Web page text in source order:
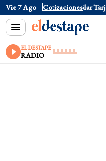
Vie 7 Ago Cotizaciones
Oficial $1520 Dólar Tarjeta
EL DESTAPE
RADIO